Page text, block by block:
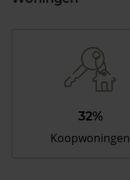
32%
Koopwoningen